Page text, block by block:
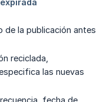
de la publicación antes
reciclada,
las nuevas
fecha de